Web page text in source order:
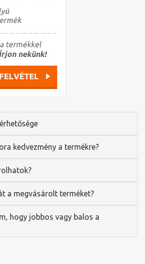
kedvezmény a termékre?
a megvásárolt terméket?
hogy jobbos vagy balos a